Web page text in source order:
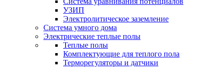
УЗИП
Электролитическое заземление
Система умного дома
Электрические теплые полы
Теплые полы
Комплектующие для теплого пола
Терморегуляторы и датчики